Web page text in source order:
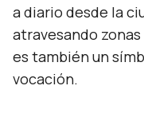
a diario desde la
atravesando
es también un
vocación.